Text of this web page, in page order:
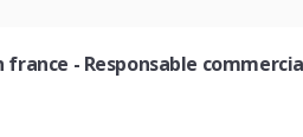
france - Responsable